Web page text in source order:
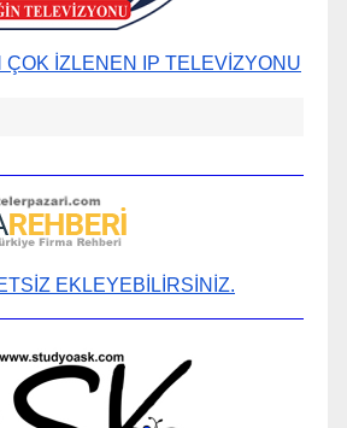
İZLENEN IP TELEVİZYONU
EKLEYEBİLİRSİNİZ.